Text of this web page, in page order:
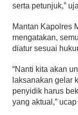
serta petunjuk,”
Mantan Kapolres
mengatakan,
diatur sesuai
“Nanti kita akan
laksanakan gelar
penyidik harus
yang aktual,”